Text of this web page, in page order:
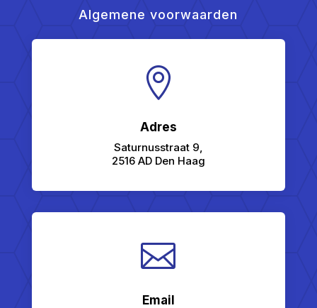
Algemene voorwaarden

Adres
Saturnusstraat 9,
2516 AD Den Haag

Email